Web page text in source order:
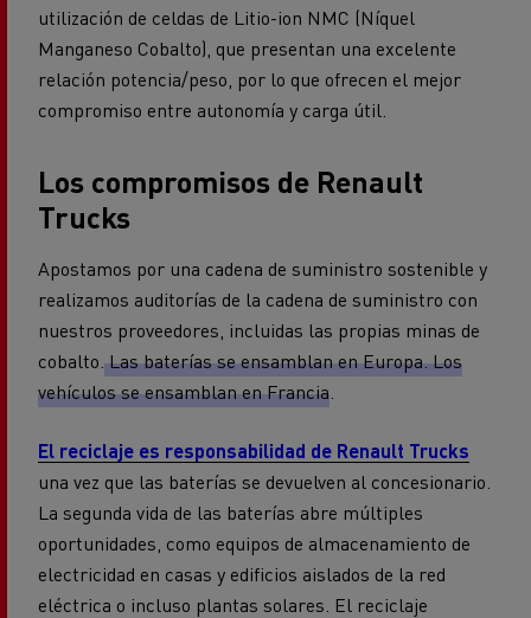
utilización de celdas de Litio-ion NMC (Níquel
Manganeso Cobalto), que presentan una excelente
relación potencia/peso, por lo que ofrecen el mejor
compromiso entre autonomía y carga útil.
Los compromisos de Renault
Trucks
Apostamos por una cadena de suministro sostenible y
realizamos auditorías de la cadena de suministro con
nuestros proveedores, incluidas las propias minas de
cobalto. Las baterías se ensamblan en Europa. Los
vehículos se ensamblan en Francia
El reciclaje es responsabilidad de Renault Trucks
una vez que las baterías se devuelven al concesionario.
La segunda vida de las baterías abre múltiples
oportunidades, como equipos de almacenamiento de
electricidad en casas y edificios aislados de la red
eléctrica o incluso plantas solares. El reciclaje